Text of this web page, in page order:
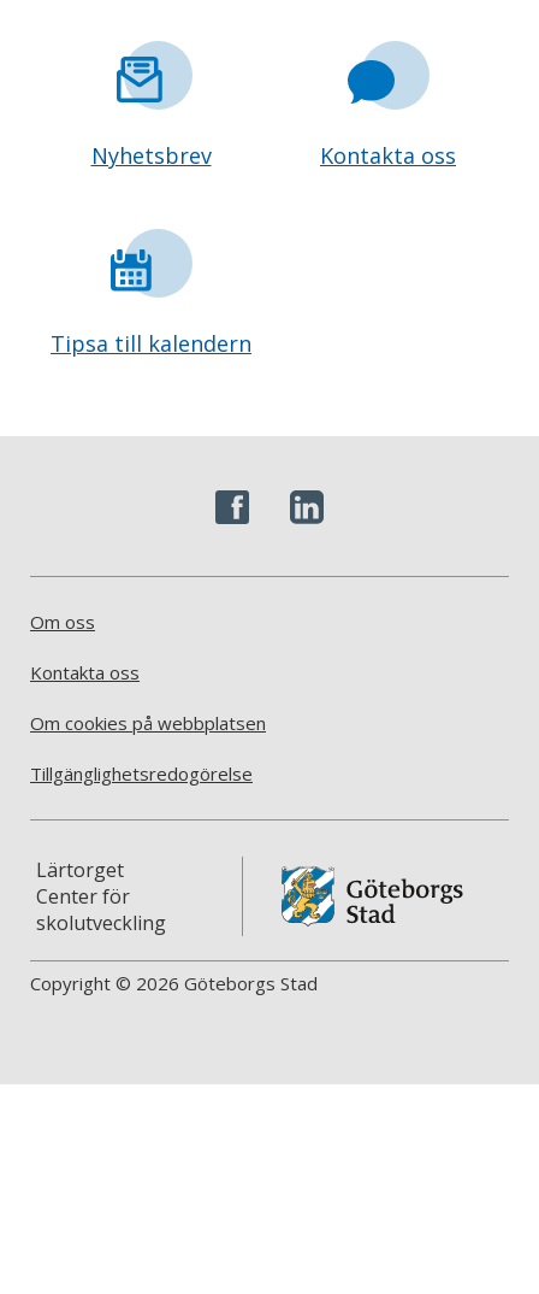
Nyhetsbrev Kontakta oss
Tipsa till kalendern
Om oss
Kontakta oss
Om cookies på webbplatsen
Tillgänglighetsredogörelse
Lärtorget
Center för
skolutveckling
Copyright © 2026 Göteborgs Stad